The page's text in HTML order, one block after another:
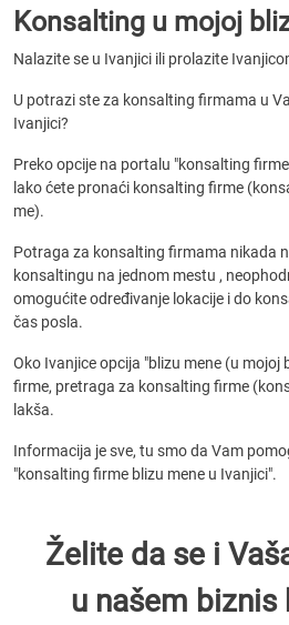
Konsalting u mojoj
Nalazite se u Ivanjici ili prolazite
U potrazi ste za konsalting firmama u
Ivanjici?
Preko opcije na portalu "konsalting
lako ćete pronaći konsalting firme
me).
Potraga za konsalting firmama nikada
konsaltingu na jednom mestu ,
omogućite određivanje lokacije i do
čas posla.
Oko Ivanjice opcija "blizu mene (u mojoj
firme, pretraga za konsalting firme
lakša.
Informacija je sve, tu smo da Vam
"konsalting firme blizu mene u Ivanjici".
Želite da se i
u našem biznis